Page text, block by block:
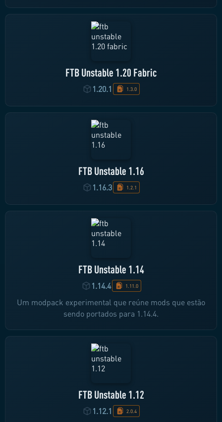
FTB Unstable 1.20 Fabric
1.20.1 1.3.0
FTB Unstable 1.16
1.16.3 1.2.1
FTB Unstable 1.14
1.14.4 1.11.0
Um modpack experimental que reúne mods que estão
sendo portados para 1.14.4.
FTB Unstable 1.12
1.12.1 2.0.4